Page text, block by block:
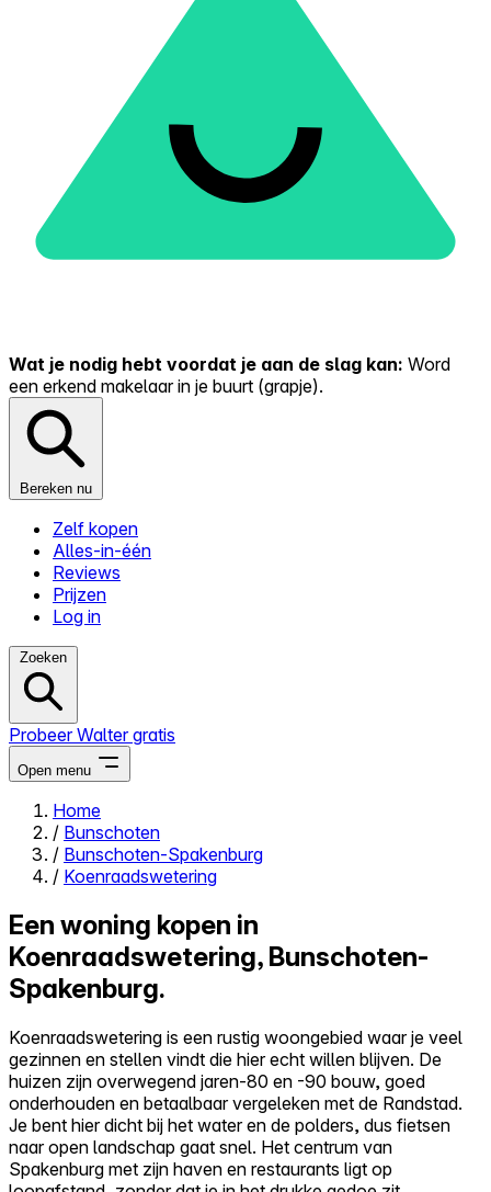
Wat je nodig hebt voordat je aan de slag kan: Word
een erkend makelaar in je buurt (grapje).
Bereken nu
Zelf kopen
Alles-in-één
Reviews
Prijzen
Log in
Zoeken
Probeer Walter gratis
Open menu
Close menu
Zelf kopen
Alles-in-één
Prijzen
Log in
Probeer Walter gratis
Home
/ Bunschoten
/ Bunschoten-Spakenburg
/ Koenraadswetering
Een woning kopen in
Koenraadswetering, Bunschoten-
Spakenburg.
Koenraadswetering is een rustig woongebied waar je veel
gezinnen en stellen vindt die hier echt willen blijven. De
huizen zijn overwegend jaren-80 en -90 bouw, goed
onderhouden en betaalbaar vergeleken met de Randstad.
Je bent hier dicht bij het water en de polders, dus fietsen
naar open landschap gaat snel. Het centrum van
Spakenburg met zijn haven en restaurants ligt op